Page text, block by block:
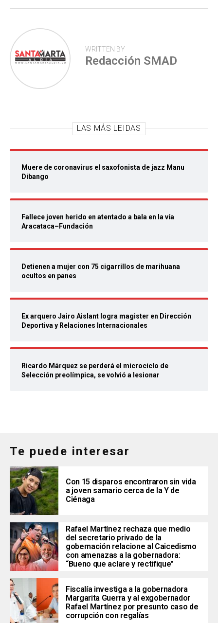
WRITTEN BY
Redacción SMAD
LAS MÁS LEIDAS
Muere de coronavirus el saxofonista de jazz Manu
Dibango
Fallece joven herido en atentado a bala en la vía
Aracataca–Fundación
Detienen a mujer con 75 cigarrillos de marihuana
ocultos en panes
Ex arquero Jairo Aislant logra magister en Dirección
Deportiva y Relaciones Internacionales
Ricardo Márquez se perderá el microciclo de
Selección preolímpica, se volvió a lesionar
Te puede interesar
Con 15 disparos encontraron sin vida
a joven samario cerca de la Y de
Ciénaga
Rafael Martínez rechaza que medio
del secretario privado de la
gobernación relacione al Caicedismo
con amenazas a la gobernadora:
“Bueno que aclare y rectifique”
Fiscalía investiga a la gobernadora
Margarita Guerra y al exgobernador
Rafael Martínez por presunto caso de
corrupción con regalías